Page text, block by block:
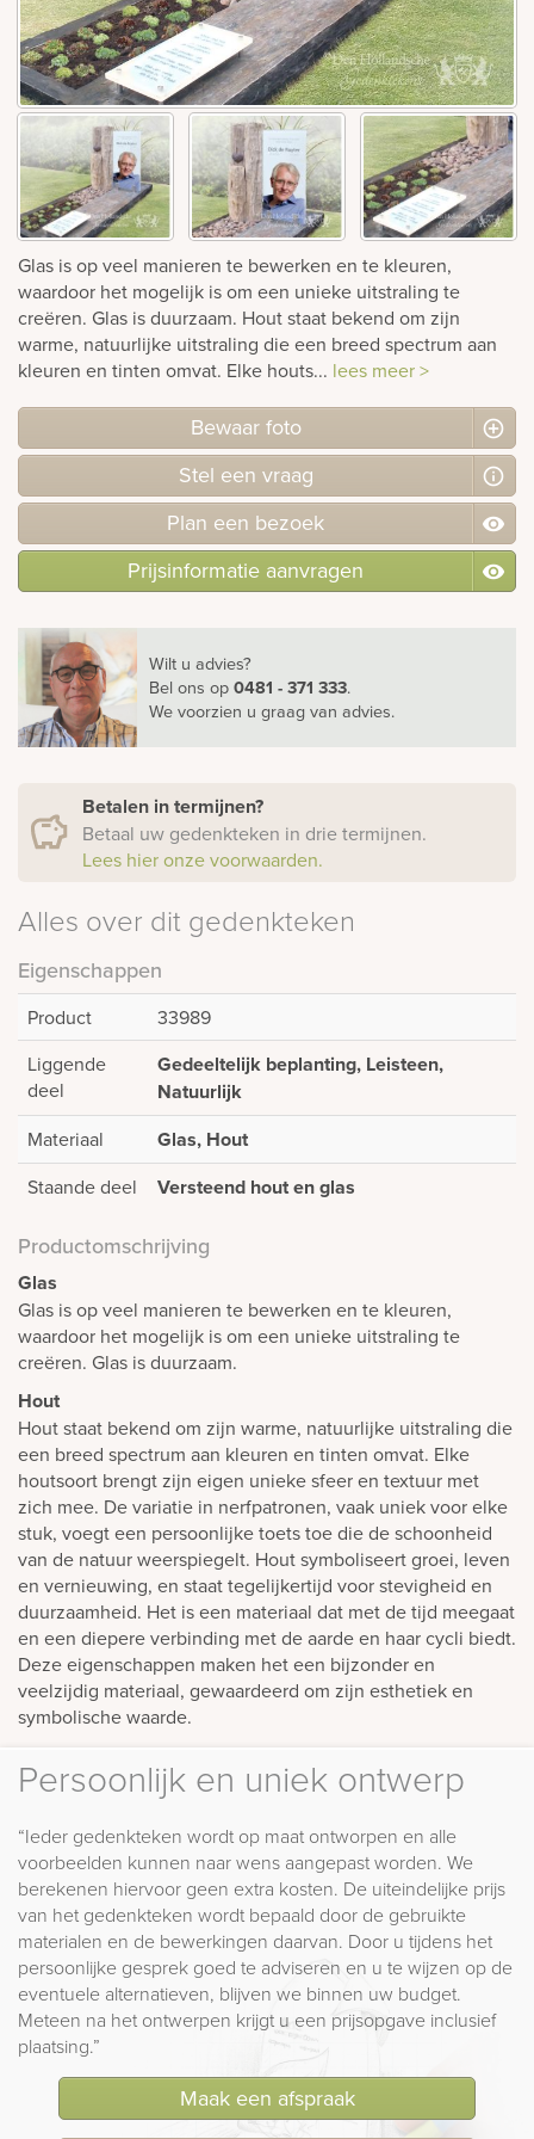
Bekijk
ook:
Glas is op veel manieren te bewerken en te kleuren,
waardoor het mogelijk is om een unieke uitstraling te
creëren. Glas is duurzaam. Hout staat bekend om zijn
warme, natuurlijke uitstraling die een breed spectrum aan
kleuren en tinten omvat. Elke houts... lees meer >
Bewaar foto
Stel een vraag
Plan een bezoek
Prijsinformatie aanvragen
Wilt u advies?
Bel ons op0481 - 371 333.
We voorzien u graag van advies.
Betalen in termijnen?
Betaal uw gedenkteken in drie termijnen.
Lees hier onze voorwaarden.
Alles over dit gedenkteken
Eigenschappen
Product
33989
Liggende
deel
Gedeeltelijk beplanting, Leisteen,
Natuurlijk
Materiaal Glas, Hout
Staande deel Versteend hout en glas
Productomschrijving
Glas
Glas is op veel manieren te bewerken en te kleuren,
waardoor het mogelijk is om een unieke uitstraling te
creëren. Glas is duurzaam.
Hout
Hout staat bekend om zijn warme, natuurlijke uitstraling die
een breed spectrum aan kleuren en tinten omvat. Elke
houtsoort brengt zijn eigen unieke sfeer en textuur met
zich mee. De variatie in nerfpatronen, vaak uniek voor elke
stuk, voegt een persoonlijke toets toe die de schoonheid
van de natuur weerspiegelt. Hout symboliseert groei, leven
en vernieuwing, en staat tegelijkertijd voor stevigheid en
duurzaamheid. Het is een materiaal dat met de tijd meegaat
en een diepere verbinding met de aarde en haar cycli biedt.
Deze eigenschappen maken het een bijzonder en
veelzijdig materiaal, gewaardeerd om zijn esthetiek en
symbolische waarde.
Persoonlijk en uniek ontwerp
“Ieder gedenkteken wordt op maat ontworpen en alle
voorbeelden kunnen naar wens aangepast worden. We
berekenen hiervoor geen extra kosten. De uiteindelijke prijs
van het gedenkteken wordt bepaald door de gebruikte
materialen en de bewerkingen daarvan. Door u tijdens het
persoonlijke gesprek goed te adviseren en u te wijzen op de
eventuele alternatieven, blijven we binnen uw budget.
Meteen na het ontwerpen krijgt u een prijsopgave inclusief
plaatsing.”
Maak een afspraak